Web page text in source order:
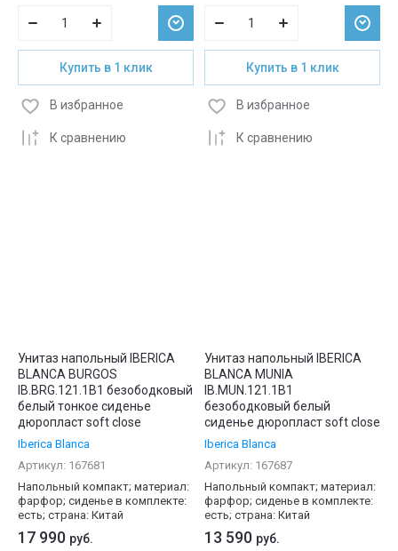
Купить в 1 клик
К сравнению
В избранное
Купить в 1 клик
К сравнению
В избранное
Унитаз напольный IBERICA
BLANCA BURGOS
IB.BRG.121.1B1 безободковый
белый тонкое сиденье
дюропласт soft close
Iberica Blanca
Артикул: 167681
Напольный компакт; материал:
фарфор; сиденье в комплекте:
есть; страна: Китай
17 990 руб.
Унитаз напольный IBERICA
BLANCA MUNIA
IB.MUN.121.1B1
безободковый белый
сиденье дюропласт soft close
Iberica Blanca
Артикул: 167687
Напольный компакт; материал:
фарфор; сиденье в комплекте:
есть; страна: Китай
13 590 руб.